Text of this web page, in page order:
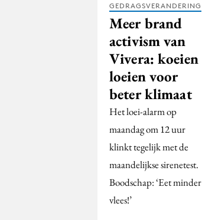
GEDRAGSVERANDERING
Meer brand
activism van
Vivera: koeien
loeien voor
beter klimaat
Het loei-alarm op
maandag om 12 uur
klinkt tegelijk met de
maandelijkse sirenetest.
Boodschap: ‘Eet minder
vlees!’